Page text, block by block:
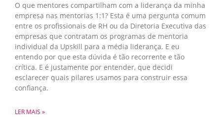
O que mentores compartilham com a liderança da minha
empresa nas mentorias 1:1? Esta é uma pergunta comum
entre os profissionais de RH ou da Diretoria Executiva das
empresas que contratam os programas de mentoria
individual da Upskill para a média liderança. E eu
entendo por que esta dúvida é tão recorrente e tão
crítica. E é justamente por entender, que decidi
esclarecer quais pilares usamos para construir essa
confiança.
LER MAIS »